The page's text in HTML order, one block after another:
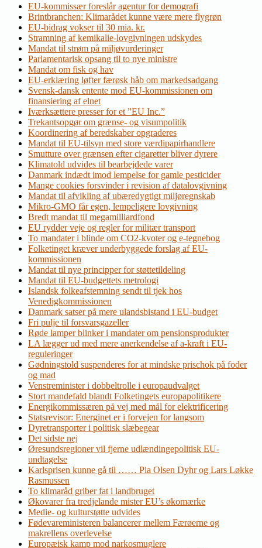
EU-kommissær foreslår agentur for demografi
Brintbranchen: Klimarådet kunne være mere flygrøn
EU-bidrag vokser til 30 mia. kr.
Stramning af kemikalie-lovgivningen udskydes
Mandat til strøm på miljøvurderinger
Parlamentarisk opsang til to nye ministre
Mandat om fisk og hav
EU-erklæring løfter færøsk håb om markedsadgang
Svensk-dansk entente mod EU-kommissionen om
finansiering af elnet
Iværksættere presser for et ”EU Inc.”
Trekantsopgør om grænse- og visumpolitik
Koordinering af beredskaber opgraderes
Mandat til EU-tilsyn med store værdipapirhandlere
Smutture over grænsen efter cigaretter bliver dyrere
Klimatold udvides til bearbejdede varer
Danmark indædt imod lempelse for gamle pesticider
Mange cookies forsvinder i revision af datalovgivning
Mandat til afvikling af ubæredygtigt miljøregnskab
Mikro-GMO får egen, lempeligere lovgivning
Bredt mandat til megamilliardfond
EU rydder veje og regler for militær transport
To mandater i blinde om CO2-kvoter og e-tegnebog
Folketinget kræver underbyggede forslag af EU-
kommissionen
Mandat til nye principper for støttetildeling
Mandat til EU-budgettets metrologi
Islandsk folkeafstemning sendt til tjek hos
Venedigkommissionen
Danmark satser på mere ulandsbistand i EU-budget
Fri pulje til forsvarsgazeller
Røde lamper blinker i mandater om pensionsprodukter
LA lægger ud med mere anerkendelse af a-kraft i EU-
reguleringer
Gødningstold suspenderes for at mindske prischok på foder
og mad
Venstreminister i dobbeltrolle i europaudvalget
Stort mandefald blandt Folketingets europapolitikere
Energikommissæren på vej med mål for elektrificering
Statsrevisor: Energinet er i forvejen for langsom
Dyretransporter i politisk slæbegear
Det sidste nej
Øresundsregioner vil fjerne udlændingepolitisk EU-
undtagelse
Karlsprisen kunne gå til …… Pia Olsen Dyhr og Lars Løkke
Rasmussen
To klimaråd griber fat i landbruget
Økovarer fra tredjelande mister EU’s økomærke
Medie- og kulturstøtte udvides
Fødevareministeren balancerer mellem Færøerne og
makrellens overlevelse
Europæisk kamp mod narkosmuglere